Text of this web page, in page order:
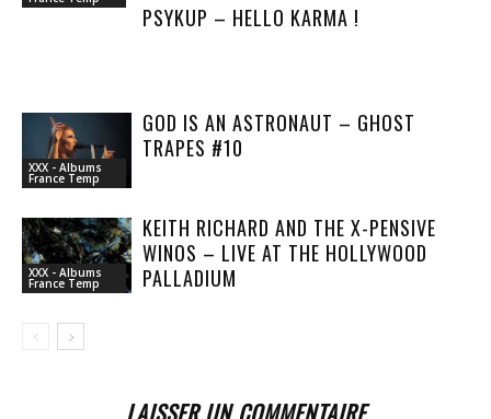
PSYKUP – HELLO KARMA !
XXX - Albums
France Temp
GOD IS AN ASTRONAUT – GHOST
TRAPES #10
XXX - Albums
France Temp
KEITH RICHARD AND THE X-PENSIVE
WINOS – LIVE AT THE HOLLYWOOD
PALLADIUM
LAISSER UN COMMENTAIRE